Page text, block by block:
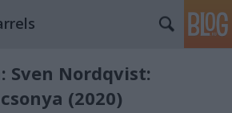
Sven Nordqvist:
(2020)